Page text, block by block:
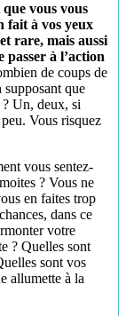
que vous vous
fait à vos yeux
rare, mais aussi
passer à l’action
de coups de
que
? Un, deux, si
Vous risquez
vous sentez-
? Vous ne
en faites trop
dans ce
votre
? Quelles sont
sont vos
allumette à la